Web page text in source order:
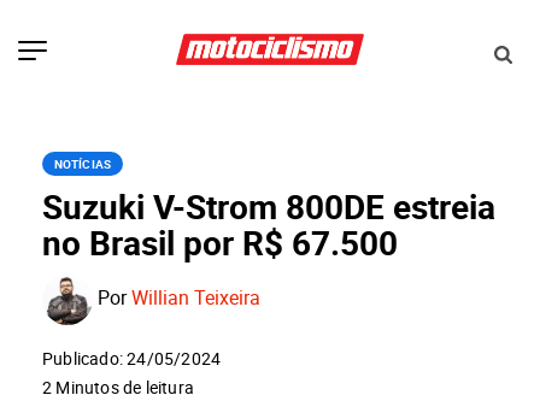
NOTÍCIAS
Suzuki V-Strom 800DE estreia
no Brasil por R$ 67.500
PorWillian Teixeira
Publicado: 24/05/2024
2 Minutos de leitura